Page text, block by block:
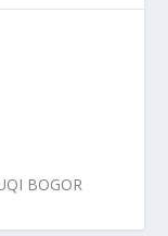
BOGOR